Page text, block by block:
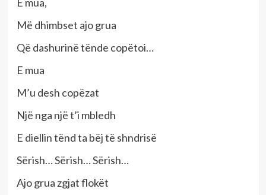
Më dhimbset ajo grua
Që dashurinë tënde copëtoi…
E mua
M’u desh copëzat
Një nga një t’i mbledh
E diellin tënd ta bëj të shndrisë
Sërish… Sërish… Sërish…
Ajo grua zgjat flokët